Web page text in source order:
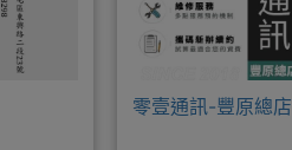
零壹通訊-豐原總店